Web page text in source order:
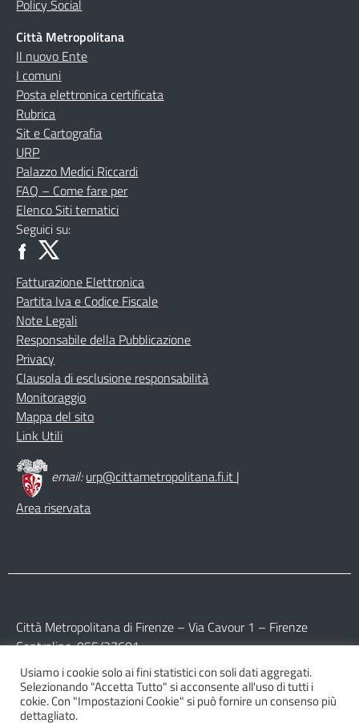
Policy Social
Città Metropolitana
Il nuovo Ente
I comuni
Posta elettronica certificata
Rubrica
Sit e Cartografia
URP
Palazzo Medici Riccardi
FAQ – Come fare per
Elenco Siti tematici
Seguici su:
Fatturazione Elettronica
Partita Iva e Codice Fiscale
Note Legali
Responsabile della Pubblicazione
Privacy
Clausola di esclusione responsabilità
Monitoraggio
Mappa del sito
Link Utili
email:urp@cittametropolitana.fi.it |
Area riservata
Città Metropolitana di Firenze – Via Cavour 1 – Firenze
Centralino: 055/27601
Partita IVA: 017 09 77 04 89
Codice Fiscale: 800 16 45 04 80
Usiamo i cookie solo ai fini statistici con soli dati aggregati.
Selezionando "Accetta Tutto" si acconsente all'uso di tutti i
cokie. Con "Impostazioni Cookie" si può fornire un consenso più
dettagliato.